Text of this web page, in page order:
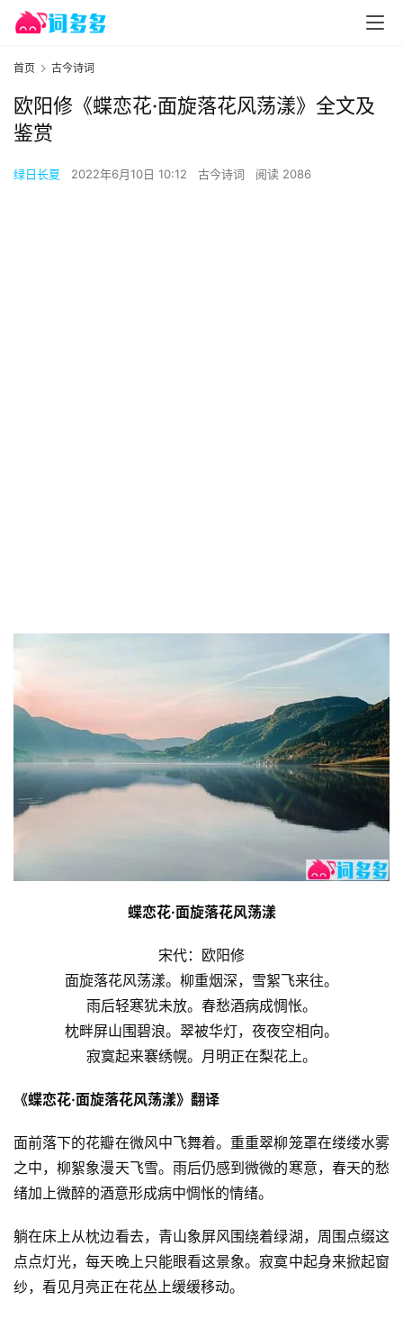
首页 古今诗词
欧阳修《蝶恋花·面旋落花风荡漾》全文及
鉴赏
绿日长夏 2022年6月10日 10:12 古今诗词 阅读 2086
蝶恋花·面旋落花风荡漾
宋代：欧阳修
面旋落花风荡漾。柳重烟深，雪絮飞来往。
雨后轻寒犹未放。春愁酒病成惆怅。
枕畔屏山围碧浪。翠被华灯，夜夜空相向。
寂寞起来褰绣幌。月明正在梨花上。
《蝶恋花·面旋落花风荡漾》翻译
面前落下的花瓣在微风中飞舞着。重重翠柳笼罩在缕缕水雾
之中，柳絮象漫天飞雪。雨后仍感到微微的寒意，春天的愁
绪加上微醉的酒意形成病中惆怅的情绪。
躺在床上从枕边看去，青山象屏风围绕着绿湖，周围点缀这
点点灯光，每天晚上只能眼看这景象。寂寞中起身来掀起窗
纱，看见月亮正在花丛上缓缓移动。